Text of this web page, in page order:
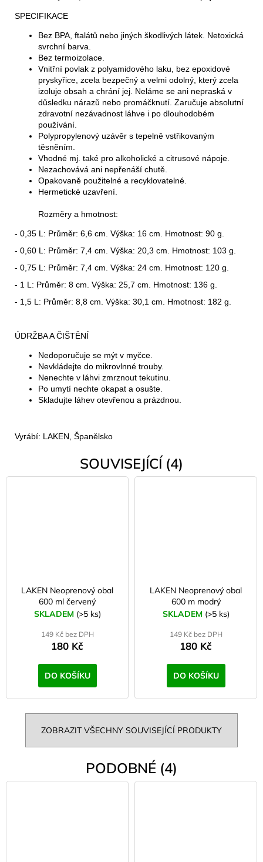
SPECIFIKACE
Bez BPA, ftalátů nebo jiných škodlivých látek. Netoxická
svrchní barva.
Bez termoizolace.
Vnitřní povlak z polyamidového laku, bez epoxidové
pryskyřice, zcela bezpečný a velmi odolný, který zcela
izoluje obsah a chrání jej. Neláme se ani nepraská v
důsledku nárazů nebo promáčknutí. Zaručuje absolutní
zdravotní nezávadnost láhve i po dlouhodobém
používání.
Polypropylenový uzávěr s tepelně vstřikovaným
těsněním.
Vhodné mj. také pro alkoholické a citrusové nápoje.
Nezachovává ani nepřenáší chutě.
Opakovaně použitelné a recyklovatelné.
Hermetické uzavření.
Rozměry a hmotnost:
- 0,35 L: Průměr: 6,6 cm. Výška: 16 cm. Hmotnost: 90 g.
- 0,60 L: Průměr: 7,4 cm. Výška: 20,3 cm. Hmotnost: 103 g.
- 0,75 L: Průměr: 7,4 cm. Výška: 24 cm. Hmotnost: 120 g.
- 1 L: Průměr: 8 cm. Výška: 25,7 cm. Hmotnost: 136 g.
- 1,5 L: Průměr: 8,8 cm. Výška: 30,1 cm. Hmotnost: 182 g.
ÚDRŽBA A ČIŠTĚNÍ
Nedoporučuje se mýt v myčce.
Nevkládejte do mikrovlnné trouby.
Nenechte v láhvi zmrznout tekutinu.
Po umytí nechte okapat a osušte.
Skladujte láhev otevřenou a prázdnou.
Vyrábí: LAKEN, Španělsko
SOUVISEJÍCÍ (4)
LAKEN Neoprenový obal
600 ml červený
SKLADEM (>5 ks)
149 Kč bez DPH
180 Kč
DO KOŠÍKU
LAKEN Neoprenový obal
600 m modrý
SKLADEM (>5 ks)
149 Kč bez DPH
180 Kč
DO KOŠÍKU
ZOBRAZIT VŠECHNY SOUVISEJÍCÍ PRODUKTY
PODOBNÉ (4)
Kč